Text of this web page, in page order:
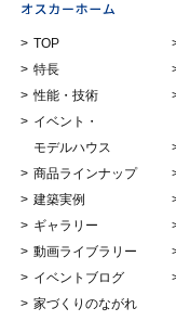
TOP
特長
性能・技術
イベント・
モデルハウス
商品ラインナップ
建築実例
ギャラリー
動画ライブラリー
イベントブログ
家づくりのながれ